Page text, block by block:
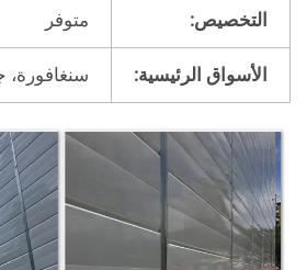
التخصيص: متوفر
الأسواق الرئيسية: سنغافورة،